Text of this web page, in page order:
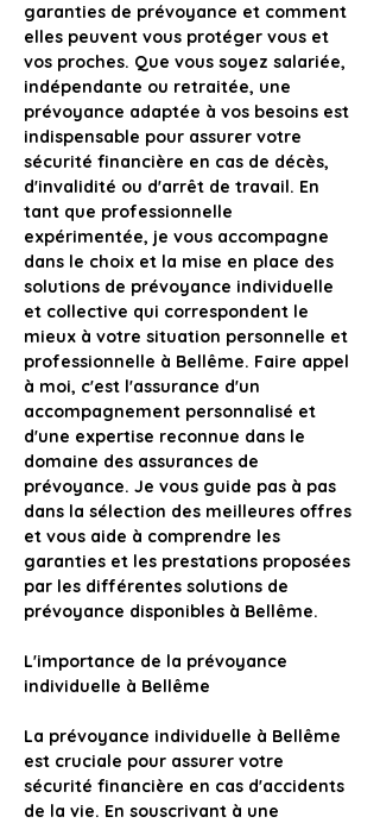
garanties de prévoyance et comment
elles peuvent vous protéger vous et
vos proches. Que vous soyez salariée,
indépendante ou retraitée, une
prévoyance adaptée à vos besoins est
indispensable pour assurer votre
sécurité financière en cas de décès,
d'invalidité ou d'arrêt de travail. En
tant que professionnelle
expérimentée, je vous accompagne
dans le choix et la mise en place des
solutions de prévoyance individuelle
et collective qui correspondent le
mieux à votre situation personnelle et
professionnelle à Bellême. Faire appel
à moi, c'est l'assurance d'un
accompagnement personnalisé et
d'une expertise reconnue dans le
domaine des assurances de
prévoyance. Je vous guide pas à pas
dans la sélection des meilleures offres
et vous aide à comprendre les
garanties et les prestations proposées
par les différentes solutions de
prévoyance disponibles à Bellême.
L'importance de la prévoyance
individuelle à Bellême
La prévoyance individuelle à Bellême
est cruciale pour assurer votre
sécurité financière en cas d'accidents
de la vie. En souscrivant à une